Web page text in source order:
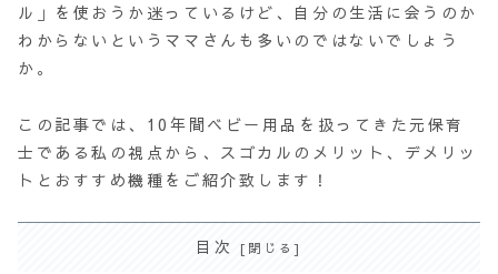
ル」を使おうか迷っているけど、自分の生活に会うのか
わからないというママさんも多いのではないでしょう
か。
この記事では、10年間ベビー用品を扱ってきた元保育
士である私の視点から、スゴカルのメリット、デメリッ
トとおすすめ機種をご紹介致します！
目次